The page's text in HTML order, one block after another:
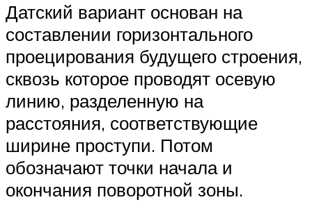
Датский вариант основан на
составлении горизонтального
проецирования будущего строения,
сквозь которое проводят осевую
линию, разделенную на
расстояния, соответствующие
ширине проступи. Потом
обозначают точки начала и
окончания поворотной зоны.